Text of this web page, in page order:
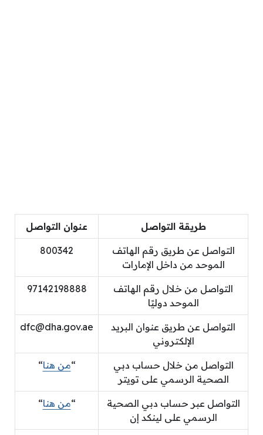
طريقة التواصل عنوان التواصل
التواصل عن طريق رقم الهاتف
الموحد من داخل الإمارات
800342
التواصل من خلال رقم الهاتف
الموحد دوليًا
97142198888
التواصل عن طريق عنوان البريد
الإلكتروني
dfc@dha.gov.ae
التواصل من خلال حساب دبي
الصحية الرسمي على تويتر
“من هنا“
التواصل عبر حساب دبي الصحية
الرسمي على لينكد إن
“من هنا“